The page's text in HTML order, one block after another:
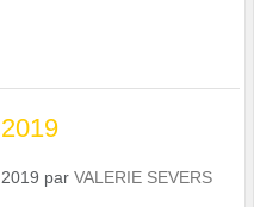
par VALERIE SEVERS